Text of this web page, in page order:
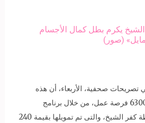
يكرم بطل كمال الأجسام
(صور)
صحفية، الأربعاء، أن هذه
المشروعات وفرت 6300 فرصة عمل، من خلال برنامج
مشروعك في محافظة كفر الشيخ، والتى تم تمويلها بقيمة 240